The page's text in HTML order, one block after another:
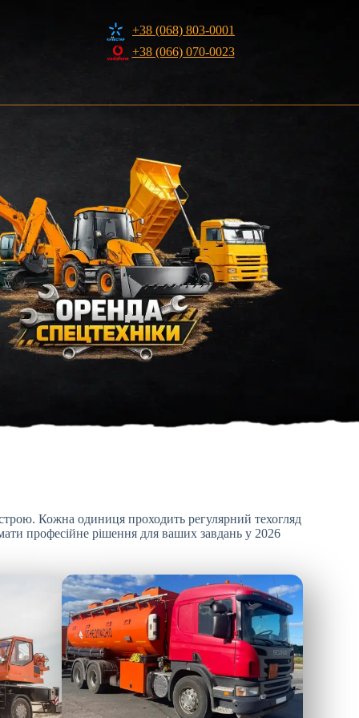
+38 (068) 803-0001
+38 (066) 070-0023
Кожна одиниця проходить регулярний техогляд
професійне рішення для ваших завдань у 2026